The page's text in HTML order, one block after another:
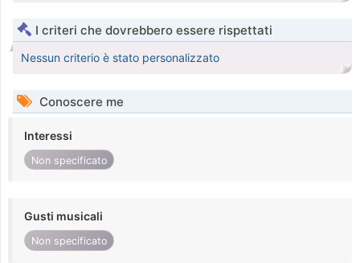
I criteri che dovrebbero essere rispettati
Nessun criterio è stato personalizzato
Conoscere me
Interessi
Non specificato
Gusti musicali
Non specificato